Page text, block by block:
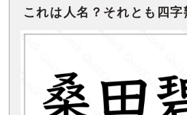
これは人名？それとも四字